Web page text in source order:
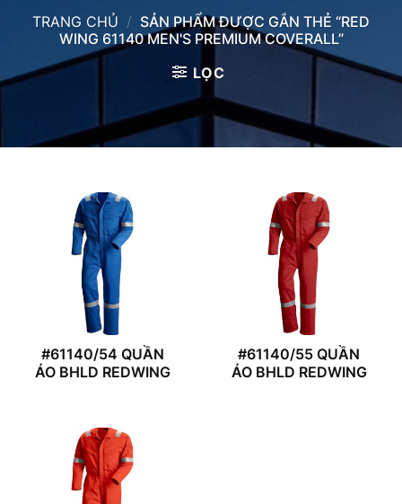
TRANG CHỦ / SẢN PHẨM ĐƯỢC GẮN THẺ “RED
WING 61140 MEN'S PREMIUM COVERALL”
LỌC
#61140/54 QUẦN
ÁO BHLD REDWING
#61140/55 QUẦN
ÁO BHLD REDWING